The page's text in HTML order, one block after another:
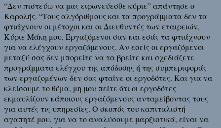
“Δεν πιστεύω να μας ειρωνεύεσθε κύριε” απάντησε ο
Καρολής. “Τους αλγόριθμους και τα προγράμματα δεν τα
φτιάχνουν οι μέτοχοι και οι Διευθυντές των εταιρειών,
Κύριε Μάκη μου. Εργαζόμενοι σαν και εσάς τα φτιάχνουν
για να ελέγχουν εργαζόμενους. Αν εσείς οι εργαζόμενοι
μεταξύ σας δεν μπορείτε να τα βρείτε και σχεδιάζετε
προγράμματα ελέγχου της απόδοσης ή της συμπεριφοράς
των εργαζομένων δεν σας φταίνε οι εργοδότες. Και για να
κλείσουμε το θέμα, μη μου πείτε ότι οι εργοδότες
εκμαυλίζουν κάποιους εργαζόμενους ανταμείβοντας τους
για αυτές τις υπηρεσίες. Ο σκοπός του καπιταλιστή
αγαπητέ μου, για να το αναλύσουμε μαρξιστικά, είναι να